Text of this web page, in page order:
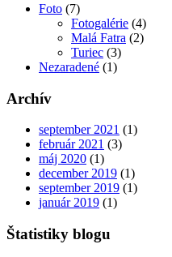
Foto (7)
Fotogalérie (4)
Malá Fatra (2)
Turiec (3)
Nezaradené (1)
Archív
september 2021 (1)
február 2021 (3)
máj 2020 (1)
december 2019 (1)
september 2019 (1)
január 2019 (1)
Štatistiky blogu